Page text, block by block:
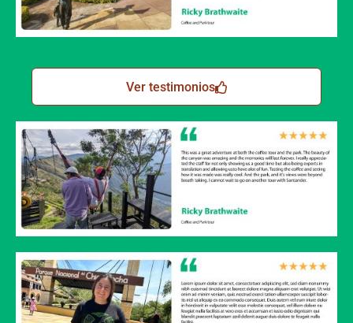
Ver testimonios